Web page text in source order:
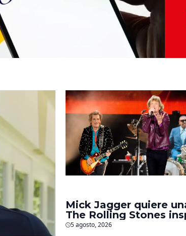
Mick Jagger quiere
The Rolling Stones
los biopics de The
5 agosto, 2026